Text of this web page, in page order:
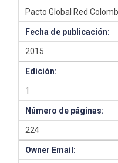
Pacto Global Red
Fecha de publicación:
2015
Edición:
1
Número de páginas:
224
Owner Email: